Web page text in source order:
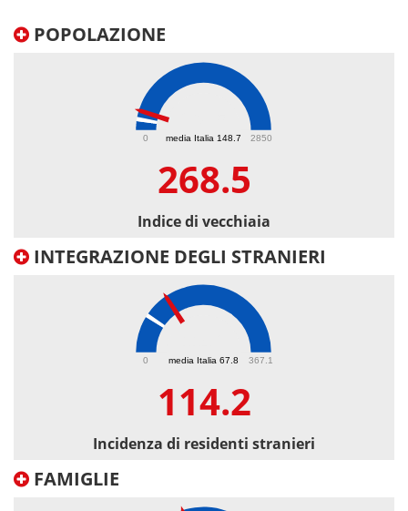
POPOLAZIONE
media Italia 148.7
0 2850
268.5
Indice di vecchiaia
INTEGRAZIONE DEGLI STRANIERI
media Italia 67.8
0 367.1
114.2
Incidenza di residenti stranieri
FAMIGLIE